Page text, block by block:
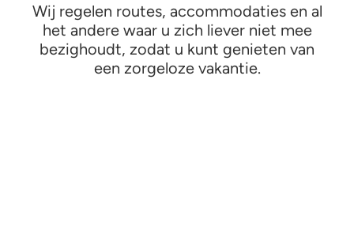
Wij regelen routes, accommodaties en al
het andere waar u zich liever niet mee
bezighoudt, zodat u kunt genieten van
een zorgeloze vakantie.